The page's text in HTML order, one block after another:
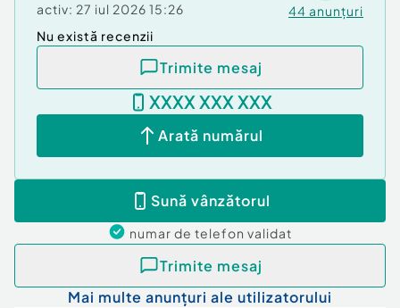
activ: 27 iul 2026 15:26 44 anunțuri
Nu există recenzii
Trimite mesaj
XXXX XXX XXX
Arată numărul
Sună vânzătorul
numar de telefon validat
Trimite mesaj
Mai multe anunțuri ale utilizatorului